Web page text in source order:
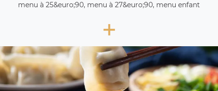
menu à 25&euro;90, menu à 27&euro;90, menu enfant
+